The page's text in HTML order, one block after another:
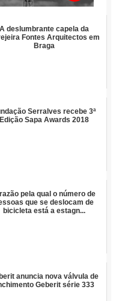
A deslumbrante capela da
Fontes Arquitectos em
Braga
Serralves recebe 3ª
Edição Sapa Awards 2018
pela qual o número de
que se deslocam de
bicicleta está a estagn...
anuncia nova válvula de
Geberit série 333